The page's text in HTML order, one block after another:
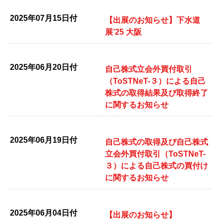
2025年07月15日付
【出展のお知らせ】下水道
展’25 大阪
2025年06月20日付
自己株式立会外買付取引
（ToSTNeT-３）による自己
株式の取得結果及び取得終了
に関するお知らせ
2025年06月19日付
自己株式の取得及び自己株式
立会外買付取引（ToSTNeT-
３）による自己株式の買付け
に関するお知らせ
2025年06月04日付
【出展のお知らせ】